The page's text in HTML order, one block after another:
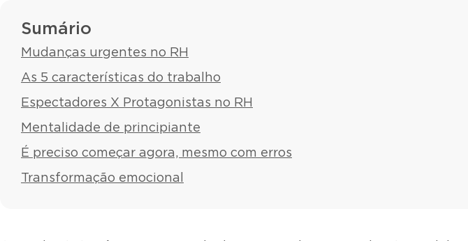
Sumário
Mudanças urgentes no RH
As 5 características do trabalho
Espectadores X Protagonistas no RH
Mentalidade de principiante
É preciso começar agora, mesmo com erros
Transformação emocional